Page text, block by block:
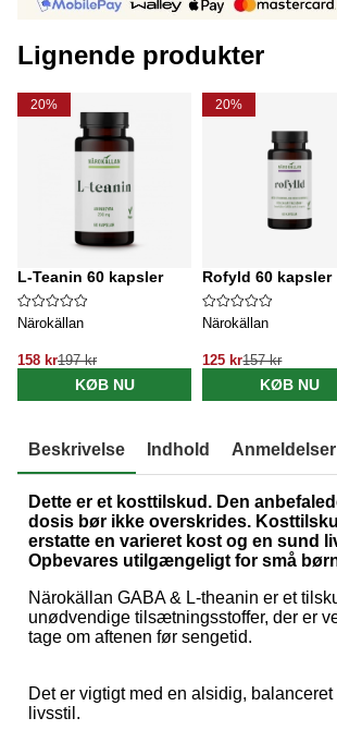
Lignende produkter
20%
L-Teanin 60 kapsler
Närokällan
158 kr197 kr
KØB NU
20%
Rofyld 60 kapsler
Närokällan
125 kr157 kr
KØB NU
Beskrivelse Indhold Anmeldelser
Dette er et kosttilskud. Den
dosis bør ikke overskrides.
erstatte en varieret kost og en sund
Opbevares utilgængeligt for små
Närokällan GABA & L-theanin er et
unødvendige tilsætningsstoffer, der er
tage om aftenen før sengetid.
Det er vigtigt med en alsidig, balanceret
livsstil.